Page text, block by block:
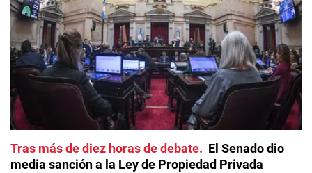
Tras más de diez horas de debate
El Senado dio
media sanción a la Ley de Propiedad Privada